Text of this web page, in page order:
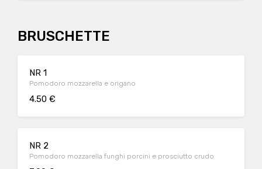
BRUSCHETTE
NR 1
Pomodoro mozzarella e origano
4.50 €
NR 2
Pomodoro mozzarella funghi porcini e prosciutto crudo